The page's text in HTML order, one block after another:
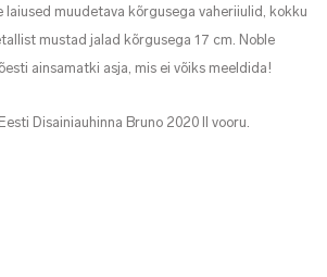
laiused muudetava kõrgusega vaheriiulid, kokku
mustad jalad kõrgusega 17 cm. Noble
ainsamatki asja, mis ei võiks meeldida!
Disainiauhinna Bruno 2020 II vooru.